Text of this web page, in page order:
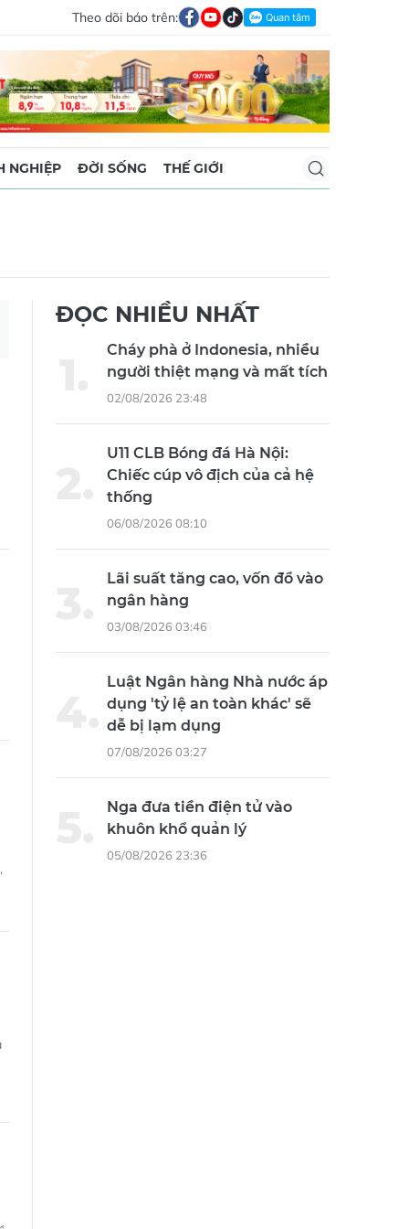
Theo dõi báo trên:
NGHIỆP ĐỜI SỐNG THẾ GIỚI
ĐỌC NHIỀU NHẤT
Cháy phà ở Indonesia, nhiều
người thiệt mạng và mất tích
02/08/2026 23:48
U11 CLB Bóng đá Hà Nội:
Chiếc cúp vô địch của cả hệ
thống
06/08/2026 08:10
Lãi suất tăng cao, vốn đổ vào
ngân hàng
03/08/2026 03:46
Luật Ngân hàng Nhà nước áp
dụng 'tỷ lệ an toàn khác' sẽ
dễ bị lạm dụng
07/08/2026 03:27
Nga đưa tiền điện tử vào
khuôn khổ quản lý
05/08/2026 23:36